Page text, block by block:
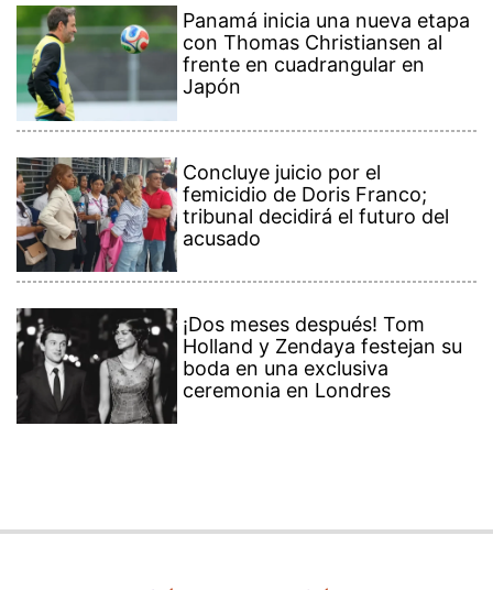
Panamá inicia una nueva etapa
con Thomas Christiansen al
frente en cuadrangular en
Japón
Concluye juicio por el
femicidio de Doris Franco;
tribunal decidirá el futuro del
acusado
¡Dos meses después! Tom
Holland y Zendaya festejan su
boda en una exclusiva
ceremonia en Londres